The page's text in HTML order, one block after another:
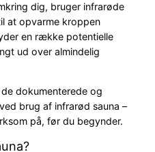
dig, bruger infrarøde
at opvarme kroppen
en række potentielle
ud over almindelig
dokumenterede og
brug af infrarød sauna –
på, før du begynder.